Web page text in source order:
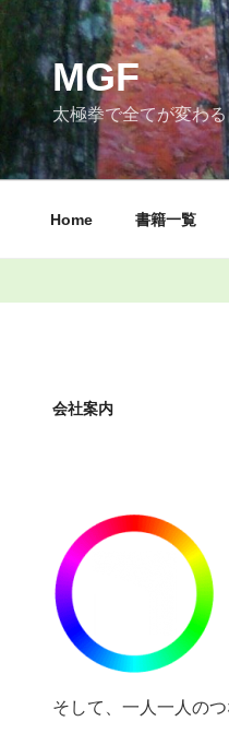
コ
ン
テ
ン
ツ
ス
MGF
太極拳で全てが変わ
Home 書籍一覧
会社案内
そして、一人一人の